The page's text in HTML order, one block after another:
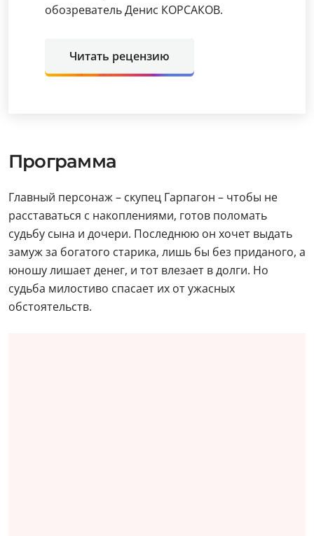
обозреватель Денис КОРСАКОВ.
Читать рецензию
Программа
Главный персонаж – скупец Гарпагон – чтобы не
расставаться с накоплениями, готов поломать
судьбу сына и дочери. Последнюю он хочет выдать
замуж за богатого старика, лишь бы без приданого, а
юношу лишает денег, и тот влезает в долги. Но
судьба милостиво спасает их от ужасных
обстоятельств.